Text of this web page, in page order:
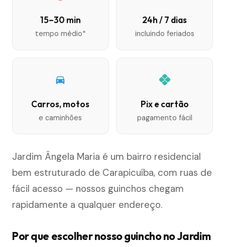
15–30 min
tempo médio*
24h / 7 dias
incluindo feriados
Carros, motos
e caminhões
Pix e cartão
pagamento fácil
Jardim Ângela Maria é um bairro residencial
bem estruturado de Carapicuíba, com ruas de
fácil acesso — nossos guinchos chegam
rapidamente a qualquer endereço.
Por que escolher nosso guincho no Jardim